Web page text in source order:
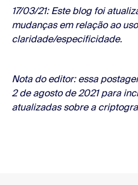
17/03/21: Este blog foi
mudanças em relação ao
claridade/especificidade.
Nota do editor: essa
2 de agosto de 2021 para
atualizadas sobre a